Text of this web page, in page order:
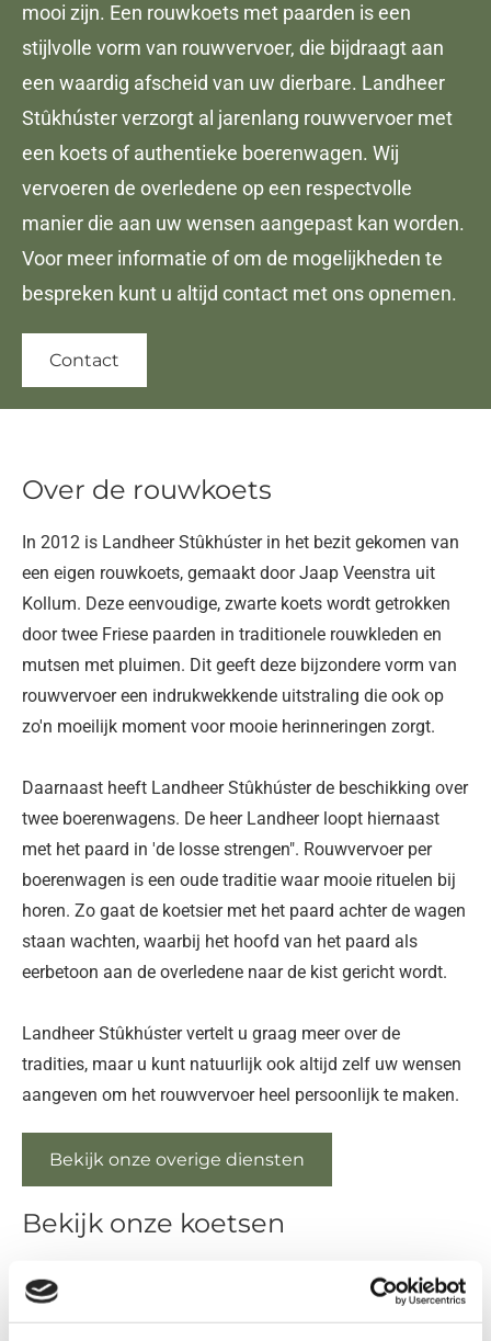
mooi zijn. Een rouwkoets met paarden is een
stijlvolle vorm van rouwvervoer, die bijdraagt aan
een waardig afscheid van uw dierbare. Landheer
Stûkhúster verzorgt al jarenlang rouwvervoer met
een koets of authentieke boerenwagen. Wij
vervoeren de overledene op een respectvolle
manier die aan uw wensen aangepast kan worden.
Voor meer informatie of om de mogelijkheden te
bespreken kunt u altijd contact met ons opnemen.
Contact
Over de rouwkoets
In 2012 is Landheer Stûkhúster in het bezit gekomen van
een eigen rouwkoets, gemaakt door Jaap Veenstra uit
Kollum. Deze eenvoudige, zwarte koets wordt getrokken
door twee Friese paarden in traditionele rouwkleden en
mutsen met pluimen. Dit geeft deze bijzondere vorm van
rouwvervoer een indrukwekkende uitstraling die ook op
zo'n moeilijk moment voor mooie herinneringen zorgt.
Daarnaast heeft Landheer Stûkhúster de beschikking over
twee boerenwagens. De heer Landheer loopt hiernaast
met het paard in 'de losse strengen". Rouwvervoer per
boerenwagen is een oude traditie waar mooie rituelen bij
horen. Zo gaat de koetsier met het paard achter de wagen
staan wachten, waarbij het hoofd van het paard als
eerbetoon aan de overledene naar de kist gericht wordt.
Landheer Stûkhúster vertelt u graag meer over de
tradities, maar u kunt natuurlijk ook altijd zelf uw wensen
aangeven om het rouwvervoer heel persoonlijk te maken.
Bekijk onze overige diensten
Bekijk onze koetsen